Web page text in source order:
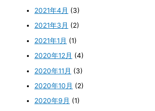
2021年4月 (3)
2021年3月 (2)
2021年1月 (1)
2020年12月 (4)
2020年11月 (3)
2020年10月 (2)
2020年9月 (1)